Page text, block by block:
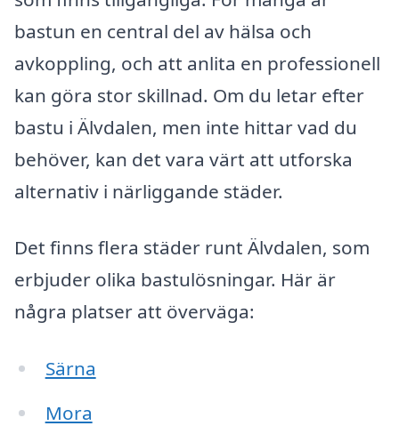
bastun en central del av hälsa och
avkoppling, och att anlita en professionell
kan göra stor skillnad. Om du letar efter
bastu i Älvdalen, men inte hittar vad du
behöver, kan det vara värt att utforska
alternativ i närliggande städer.
Det finns flera städer runt Älvdalen, som
erbjuder olika bastulösningar. Här är
några platser att överväga:
Särna
Mora